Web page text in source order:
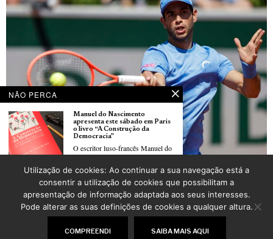
Roland Garros: Nuno Borges iguala melhor prestação ao avançar para a terceira
ronda
_LUSOJORNAL
©2026LusoJornal | Todos os direitos reservados
NÃO PERCA
Manuel do Nascimento
apresenta este sábado em Paris
o livro “A Construção da
Democracia”
O escritor luso-francês Manuel do
Nascimento
De retour du Festival de Cannes :
maman Susana Machado se
confie sur ses deux fils, Milo et
De retour du Festival de Cannes
Utilização de cookies: Ao continuar a sua navegação está a
consentir a utilização de cookies que possibilitam a
apresentação de informação adaptada aos seus interesses.
Pode alterar as suas definições de cookies a qualquer altura.
COMPREENDI SAIBA MAIS AQUI